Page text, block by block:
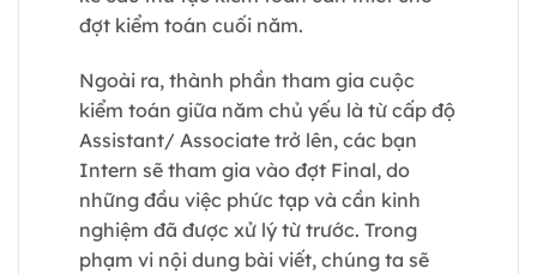
đợt kiểm toán cuối năm.
Ngoài ra, thành phần tham gia cuộc
kiểm toán giữa năm chủ yếu là từ cấp độ
Assistant/ Associate trở lên, các bạn
Intern sẽ tham gia vào đợt Final, do
những đầu việc phức tạp và cần kinh
nghiệm đã được xử lý từ trước. Trong
phạm vi nội dung bài viết, chúng ta sẽ